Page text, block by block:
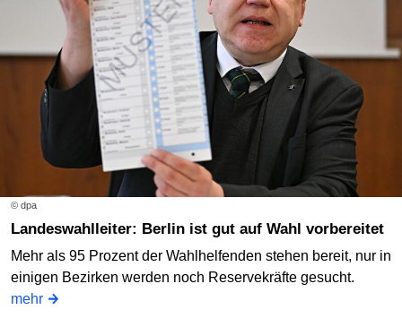
© dpa
Landeswahlleiter: Berlin ist gut auf Wahl vorbereitet
Mehr als 95 Prozent der Wahlhelfenden stehen bereit, nur in
einigen Bezirken werden noch Reservekräfte gesucht.
mehr